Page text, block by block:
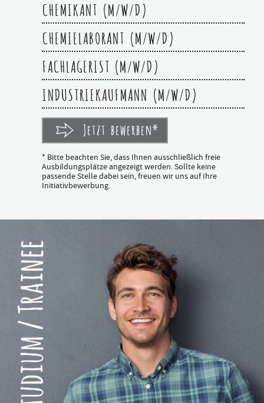
CHEMIKANT (M/W/D)
CHEMIELABORANT (M/W/D)
FACHLAGERIST (M/W/D)
INDUSTRIEKAUFMANN (M/W/D)
Jetzt bewerben*
* Bitte beachten Sie, dass Ihnen ausschließlich freie
Ausbildungsplätze angezeigt werden. Sollte keine
passende Stelle dabei sein, freuen wir uns auf Ihre
Initiativbewerbung.